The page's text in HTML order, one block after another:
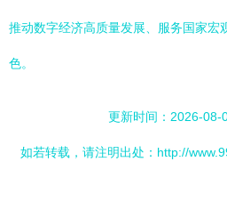
推动数字经济高质量发展、服务国家宏
色。
更新时间：2026-08-
如若转载，请注明出处：http://